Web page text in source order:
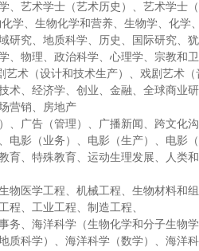
、艺术学士（艺术历史）、艺术学士
学、生物化学和营养、生物学、化学
研究、地质科学、历史、国际研究、
、物理、政治科学、心理学、宗教和
术（设计和技术生产）、戏剧艺术
术、经济学、创业、金融、全球商业
营销、房地产
、广告（管理）、广播新闻、跨文化
电影（业务）、电影（生产）、电影
育、特殊教育、运动生理发展、人类
物医学工程、机械工程、生物材料和
程、工业工程、制造工程、
务、海洋科学（生物化学和分子生物
质科学）、海洋科学（数学）、海洋